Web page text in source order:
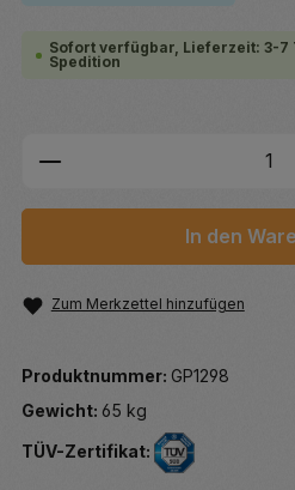
Sofort verfügbar, Lieferzeit: 3-7
Spedition
Produkt Anzahl:
In den
Zum Merkzettel hinzufügen
Produktnummer: GP1298
Gewicht: 65 kg
TÜV-Zertifikat: